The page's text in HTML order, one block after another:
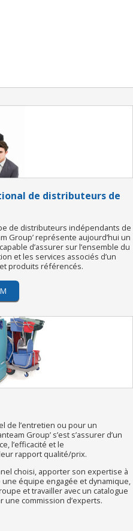
de distributeurs de
de distributeurs indépendants de
Group’ représente aujourd’hui un
d’assurer sur l’ensemble du
et les services associés d’un
produits référencés.
de l’entretien ou pour un
Group’ s’est s’assurer d’un
l’efficacité et le
rapport qualité/prix.
choisi, apporter son expertise à
une équipe engagée et dynamique,
et travailler avec un catalogue
une commission d’experts.